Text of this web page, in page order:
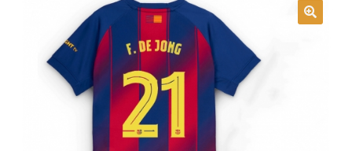
Kontaktiere uns
Mein Konto
Startseite – English